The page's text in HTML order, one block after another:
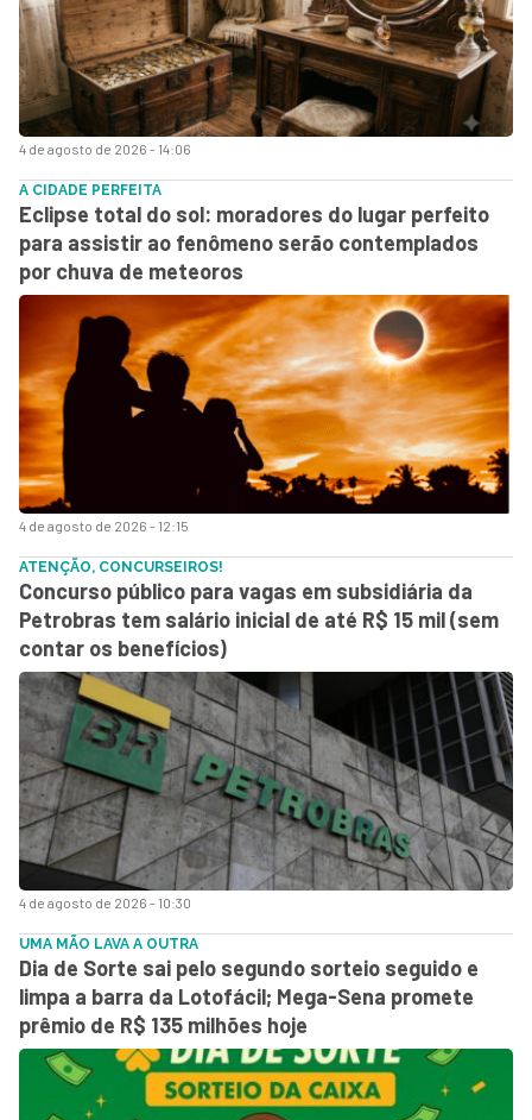
4 de agosto de 2026 - 14:06
4 de agosto de 2026 - 12:15
A CIDADE PERFEITA
Eclipse total do sol: moradores do lugar perfeito
para assistir ao fenômeno serão contemplados
por chuva de meteoros
4 de agosto de 2026 - 10:30
ATENÇÃO, CONCURSEIROS!
Concurso público para vagas em subsidiária da
Petrobras tem salário inicial de até R$ 15 mil (sem
contar os benefícios)
UMA MÃO LAVA A OUTRA
Dia de Sorte sai pelo segundo sorteio seguido e
limpa a barra da Lotofácil; Mega-Sena promete
prêmio de R$ 135 milhões hoje